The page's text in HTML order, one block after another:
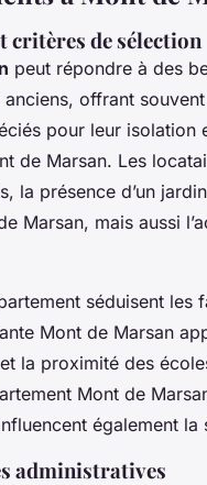
critères de sélection
peut répondre à des
offrant
pour leur isolation
de Marsan. Les
la présence d’un
Marsan, mais aussi
séduisent les
Mont de Marsan
la proximité des
Mont de
également la
administratives